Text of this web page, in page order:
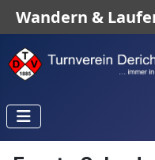
Wandern &